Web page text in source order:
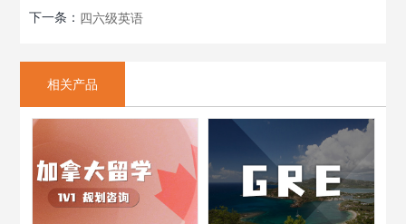
下一条： 四六级英语
相关产品